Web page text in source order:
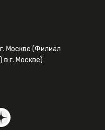
Москве (Филиал
г. Москве)